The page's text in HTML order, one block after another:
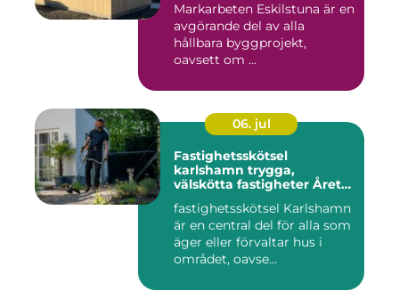
Markarbeten Eskilstuna är en
avgörande del av alla
hållbara byggprojekt,
oavsett om ...
06. jul
Fastighetsskötsel
karlshamn trygga,
välskötta fastigheter Året
fastighetsskötsel Karlshamn
är en central del för alla som
äger eller förvaltar hus i
området, oavse...